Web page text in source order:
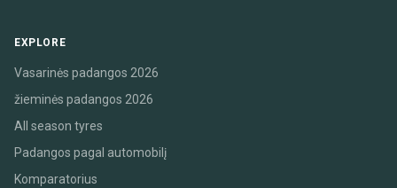
EXPLORE
Vasarinės padangos 2026
žieminės padangos 2026
All season tyres
Padangos pagal automobilį
Komparatorius